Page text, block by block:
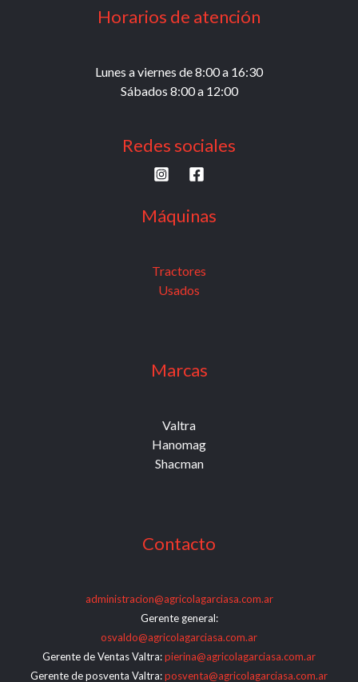
Horarios de atención
Lunes a viernes de 8:00 a 16:30
Sábados 8:00 a 12:00
Redes sociales
Máquinas
Tractores
Usados
Marcas
Valtra
Hanomag
Shacman
Contacto
administracion@agricolagarciasa.com.ar
Gerente general:
osvaldo@agricolagarciasa.com.ar
Gerente de Ventas Valtra:pierina@agricolagarciasa.com.ar
Gerente de posventa Valtra:posventa@agricolagarciasa.com.ar